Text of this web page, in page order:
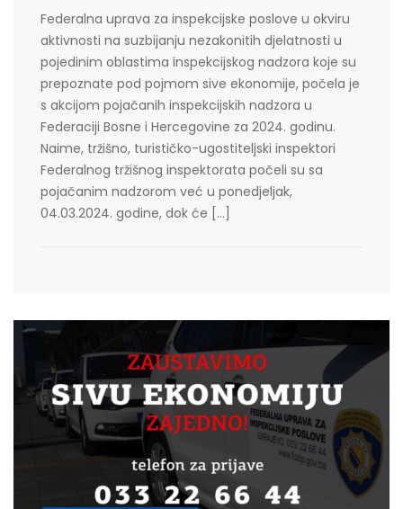
Federalna uprava za inspekcijske poslove u okviru
aktivnosti na suzbijanju nezakonitih djelatnosti u
pojedinim oblastima inspekcijskog nadzora koje su
prepoznate pod pojmom sive ekonomije, počela je
s akcijom pojačanih inspekcijskih nadzora u
Federaciji Bosne i Hercegovine za 2024. godinu.
Naime, tržišno, turističko-ugostiteljski inspektori
Federalnog tržišnog inspektorata počeli su sa
pojačanim nadzorom već u ponedjeljak,
04.03.2024. godine, dok će […]